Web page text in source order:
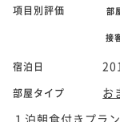
項目別評価 部
接
宿泊日
部屋タイプ
お
１泊朝食付きプラ